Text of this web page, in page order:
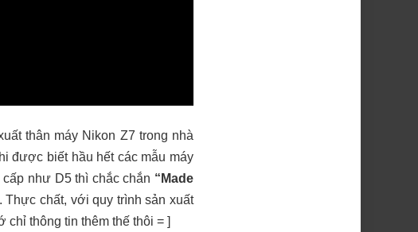
thân máy Nikon Z7 trong nhà
được biết hầu hết các mẫu máy
như D5 thì chắc chắn “Made
chất, với quy trình sản xuất
chỉ thông tin thêm thế thôi = ]